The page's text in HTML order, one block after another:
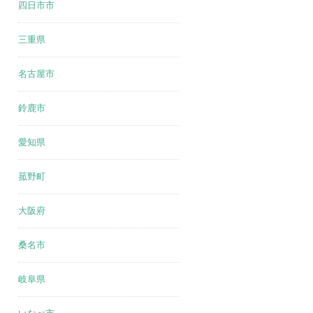
四日市市
三重県
名古屋市
鈴鹿市
愛知県
菰野町
大阪府
桑名市
岐阜県